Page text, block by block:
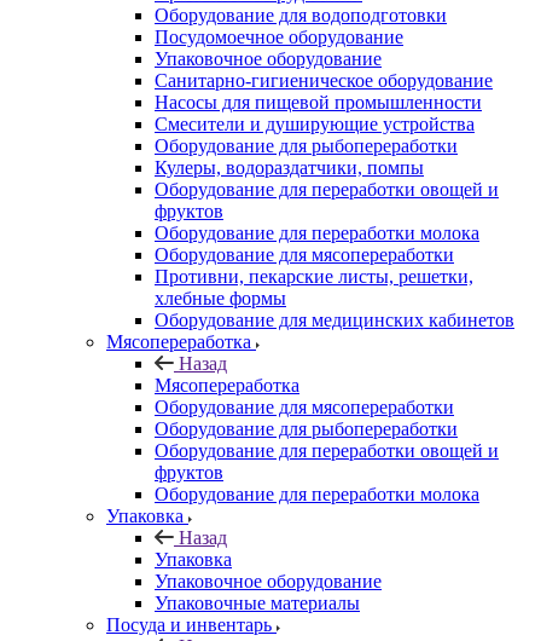
Оборудование для водоподготовки
Посудомоечное оборудование
Упаковочное оборудование
Санитарно-гигиеническое оборудование
Насосы для пищевой промышленности
Смесители и душирующие устройства
Оборудование для рыбопереработки
Кулеры, водораздатчики, помпы
Оборудование для переработки овощей и
фруктов
Оборудование для переработки молока
Оборудование для мясопереработки
Противни, пекарские листы, решетки,
хлебные формы
Оборудование для медицинских кабинетов
Мясопереработка
Назад
Мясопереработка
Оборудование для мясопереработки
Оборудование для рыбопереработки
Оборудование для переработки овощей и
фруктов
Оборудование для переработки молока
Упаковка
Назад
Упаковка
Упаковочное оборудование
Упаковочные материалы
Посуда и инвентарь